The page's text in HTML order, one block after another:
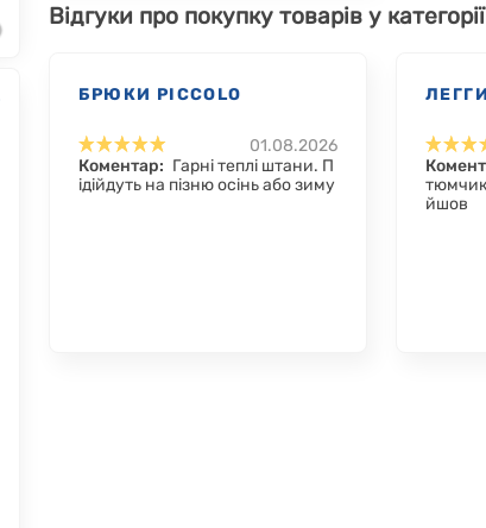
Відгуки про покупку товарів у
БРЮКИ PICCOLO
01.08.2026
Коментар: Гарні теплі штани. П
ідійдуть на пізню осінь або зиму
йшов